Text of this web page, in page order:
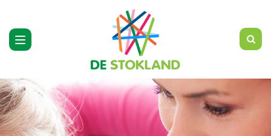
Toggle
navigation